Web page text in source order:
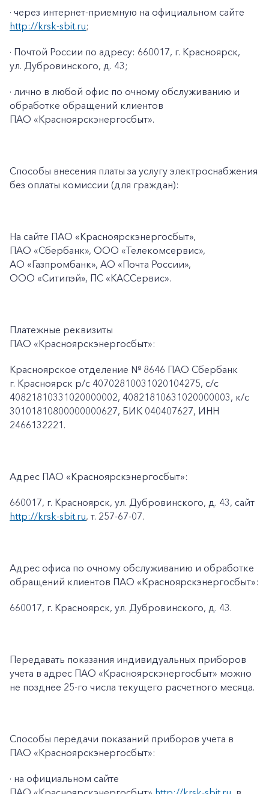
· через интернет-приемную на официальном сайте
http://krsk-sbit.ru;
· Почтой России по адресу: 660017, г. Красноярск,
ул. Дубровинского, д. 43;
· лично в любой офис по очному обслуживанию и
обработке обращений клиентов
ПАО «Красноярскэнергосбыт».
Способы внесения платы за услугу электроснабжения
без оплаты комиссии (для граждан):
На сайте ПАО «Красноярскэнергосбыт»,
ПАО «Сбербанк», ООО «Телекомсервис»,
АО «Газпромбанк», АО «Почта России»,
ООО «Ситипэй», ПС «КАССервис».
Платежные реквизиты
ПАО «Красноярскэнергосбыт»:
Красноярское отделение № 8646 ПАО Сбербанк
г. Красноярск p/c 40702810031020104275, с/с
40821810331020000002, 40821810631020000003, к/c
30101810800000000627, БИК 040407627, ИНН
2466132221.
Адрес ПАО «Красноярскэнергосбыт»:
660017, г. Красноярск, ул. Дубровинского, д. 43, сайт
http://krsk-sbit.ru, т. 257-67-07.
Адрес офиса по очному обслуживанию и обработке
обращений клиентов ПАО «Красноярскэнергосбыт»:
660017, г. Красноярск, ул. Дубровинского, д. 43.
Передавать показания индивидуальных приборов
учета в адрес ПАО «Красноярскэнергосбыт» можно
не позднее 25-го числа текущего расчетного месяца.
Способы передачи показаний приборов учета в
ПАО «Красноярскэнергосбыт»:
· на официальном сайте